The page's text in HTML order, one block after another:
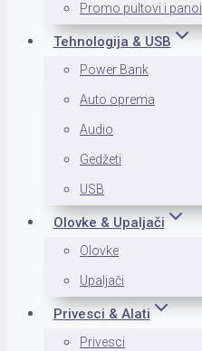
Promo pultovi i panoi
Tehnologija & USB
Power Bank
Auto oprema
Audio
Gedžeti
USB
Olovke & Upaljači
Olovke
Upaljači
Privesci & Alati
Privesci